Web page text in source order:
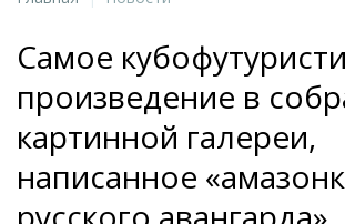
Самое
произведение в
картинной галереи,
написанное